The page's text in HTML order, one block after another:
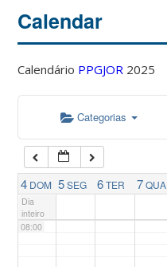
Calendar
Calendário PPGJOR 2025
Categorias
4 DOM 5SEG 6TER 7QUA
Dia
inteiro
07:00
08:00